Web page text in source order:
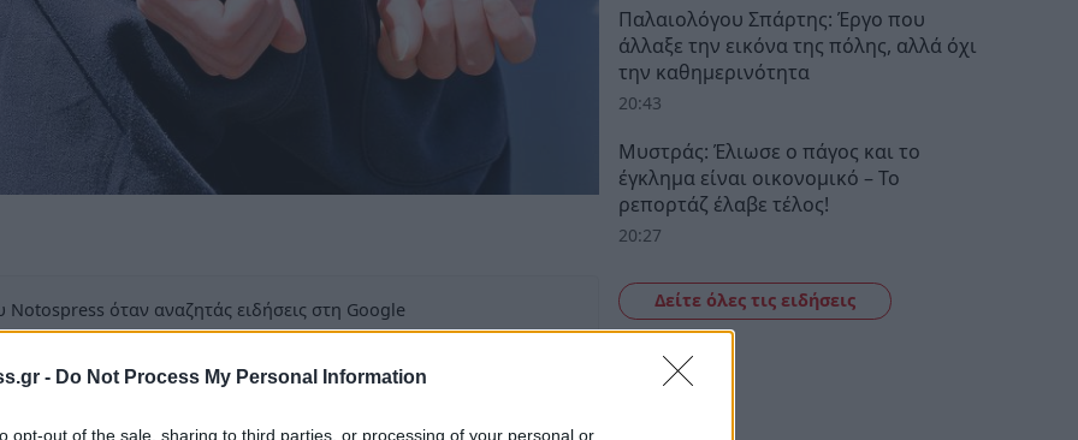
- Do Not Process My Personal Information
opt-out of the sale, sharing to third parties, or processing of your personal or
όταν αναζητάς ειδήσεις στη Google
αποτελέσματα της Google
Παλαιολόγου Σπάρτης: Έργο που
άλλαξε την εικόνα της πόλης, αλλά όχι
την καθημερινότητα
20:43
Μυστράς: Έλιωσε ο πάγος και το
έγκλημα είναι οικονομικό – Το
ρεπορτάζ έλαβε τέλος!
20:27
Δείτε όλες τις ειδήσεις